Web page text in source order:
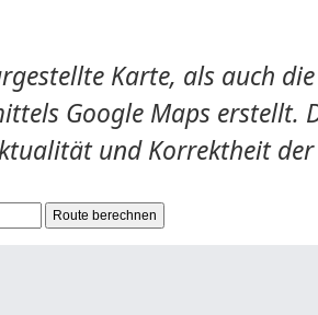
Karte, als auch
Google Maps erstellt.
und Korrektheit